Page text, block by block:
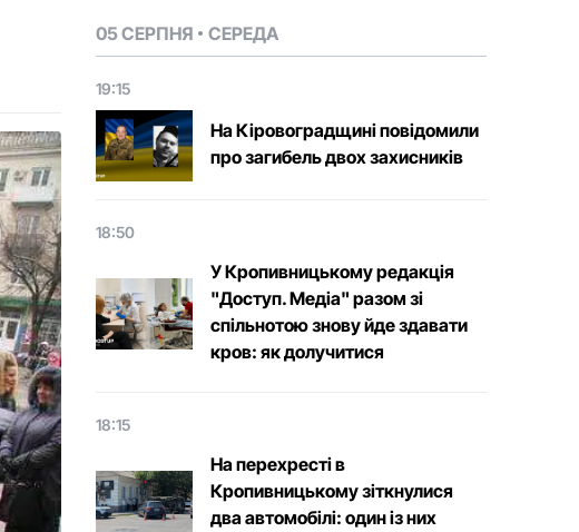
05 СЕРПНЯ СЕРЕДА
19:15
На Кіровоградщині повідомили
про загибель двох захисників
18:50
У Кропивницькому редакція
"Доступ. Медіа" разом зі
спільнотою знову йде здавати
кров: як долучитися
18:15
На перехресті в
Кропивницькому зіткнулися
два автомобілі: один із них